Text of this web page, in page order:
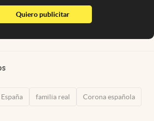
Quiero publicitarabre en nueva pestaña
España familia real Corona española